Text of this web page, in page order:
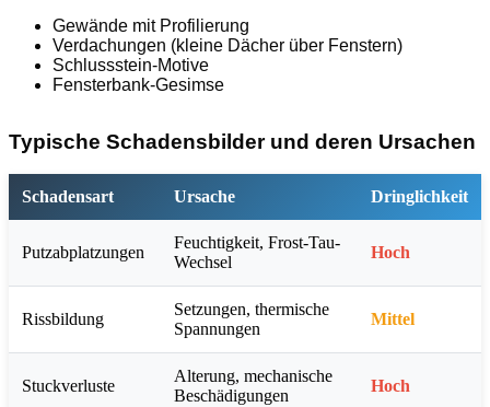
Gewände mit Profilierung
Verdachungen (kleine Dächer über Fenstern)
Schlussstein-Motive
Fensterbank-Gesimse
Typische Schadensbilder und deren Ursachen
Schadensart Ursache Dringlichkeit
Putzabplatzungen
Feuchtigkeit, Frost-Tau-
Wechsel
Hoch
Rissbildung
Setzungen, thermische
Spannungen
Mittel
Stuckverluste
Alterung, mechanische
Beschädigungen
Hoch